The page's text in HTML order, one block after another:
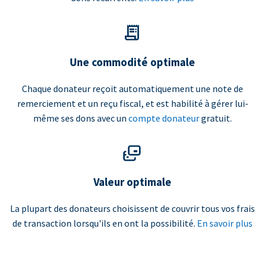
Une commodité optimale
Chaque donateur reçoit automatiquement une note de
remerciement et un reçu fiscal, et est habilité à gérer lui-
même ses dons avec un compte donateurgratuit.
Valeur optimale
La plupart des donateurs choisissent de couvrir tous vos frais
de transaction lorsqu'ils en ont la possibilité. En savoir plus